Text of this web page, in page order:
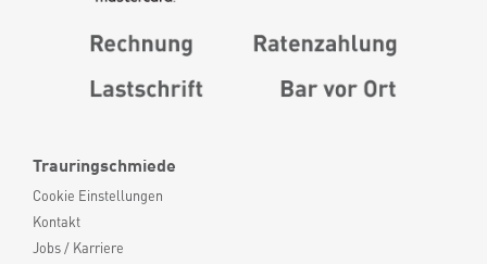
Trauringschmiede
Cookie Einstellungen
Kontakt
Jobs / Karriere